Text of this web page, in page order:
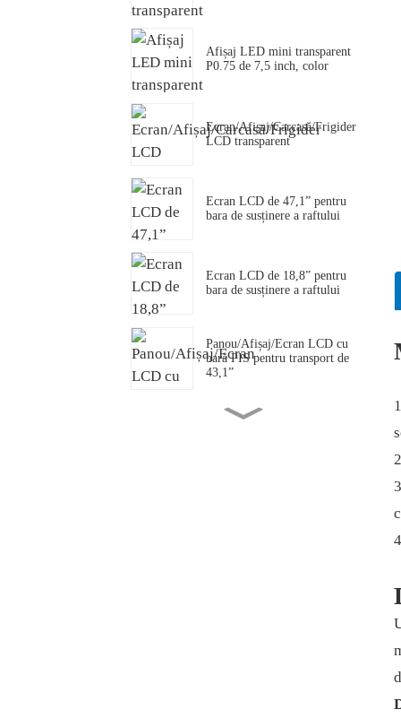
Afișaj LED mini transparent
P0.75 de 7,5 inch, color
Ecran/Afișaj/Carcasă/Frigider
LCD transparent
Ecran LCD de 47,1” pentru
bara de susținere a raftului
Ecran LCD de 18,8” pentru
bara de susținere a raftului
Panou/Afișaj/Ecran LCD cu
bară PIS pentru transport de
43,1”